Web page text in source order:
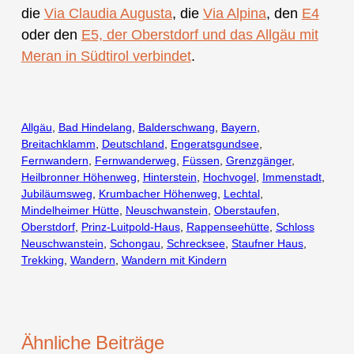
die Via Claudia Augusta, die Via Alpina, den E4
oder den E5, der Oberstdorf und das Allgäu mit
Meran in Südtirol verbindet.
Allgäu Bad Hindelang Balderschwang Bayern
Breitachklamm
Deutschland Engeratsgundsee
Fernwandern
Fernwanderweg Füssen Grenzgänger
Heilbronner Höhenweg
Hinterstein Hochvogel, Immenstadt
Jubiläumsweg
Krumbacher Höhenweg Lechtal
Mindelheimer Hütte, Neuschwanstein Oberstaufen
Oberstdorf, Prinz-Luitpold-Haus, Rappenseehütte, Schloss
Neuschwanstein Schongau Schrecksee, Staufner Haus
Trekking Wandern Wandern mit Kindern
Ähnliche Beiträge